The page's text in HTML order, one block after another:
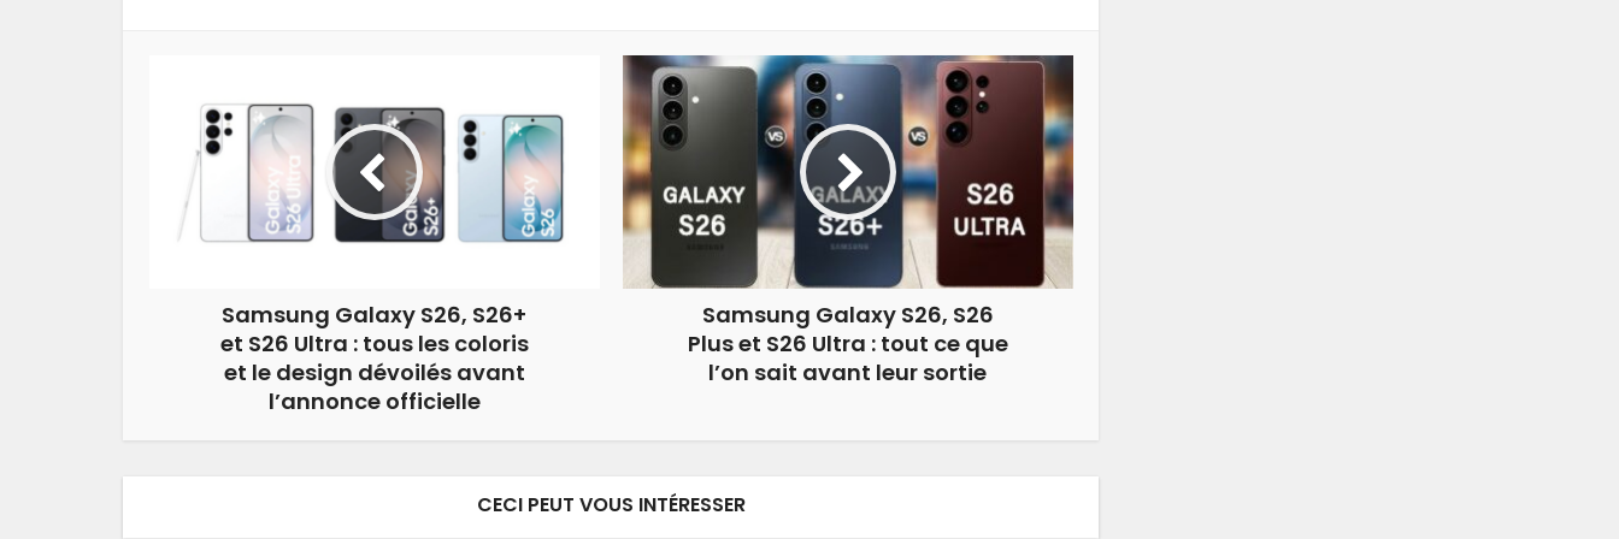
Samsung Galaxy S26, S26+
et S26 Ultra : tous les coloris
et le design dévoilés avant
l’annonce officielle
Samsung Galaxy S26, S26
Plus et S26 Ultra : tout ce que
l’on sait avant leur sortie
CECI PEUT VOUS INTÉRESSER